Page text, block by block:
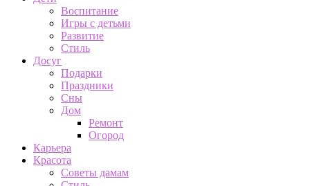
Воспитание
Игры с детьми
Развитие
Стиль
Досуг
Подарки
Праздники
Сны
Дом
Ремонт
Огород
Карьера
Красота
Советы дамам